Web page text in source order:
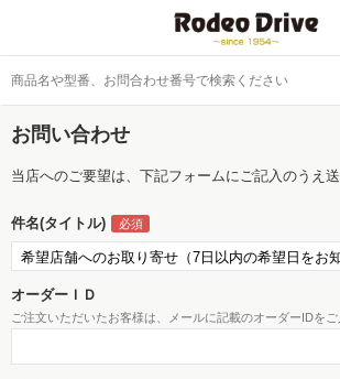
お問い合わせ
当店へのご要望は、下記フォームにご記入のうえ送
件名(タイトル)
オーダーＩＤ
ご注文いただいたお客様は、メールに記載のオーダーIDを